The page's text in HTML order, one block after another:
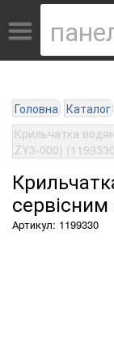
Головна Каталог
Крильчатка
ZY3-000)
Артикул: 1199330